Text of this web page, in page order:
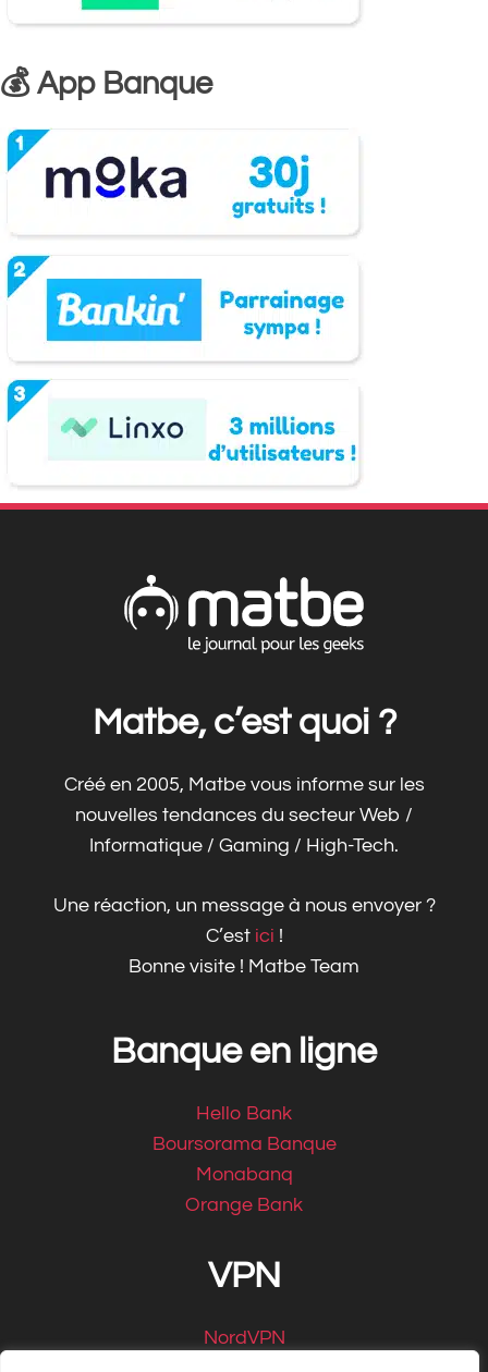
💰 App Banque
Matbe, c’est quoi ?
Créé en 2005, Matbe vous informe sur les
nouvelles tendances du secteur Web /
Informatique / Gaming / High-Tech.
Une réaction, un message à nous envoyer ?
C’est ici !
Bonne visite ! Matbe Team
Banque en ligne
Hello Bank
Boursorama Banque
Monabanq
Orange Bank
VPN
NordVPN